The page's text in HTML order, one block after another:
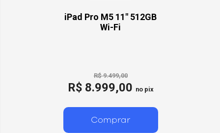
iPad Pro M5 11" 512GB
Wi-Fi
R$ 9.499,00
R$ 8.999,00 no pix
Comprar